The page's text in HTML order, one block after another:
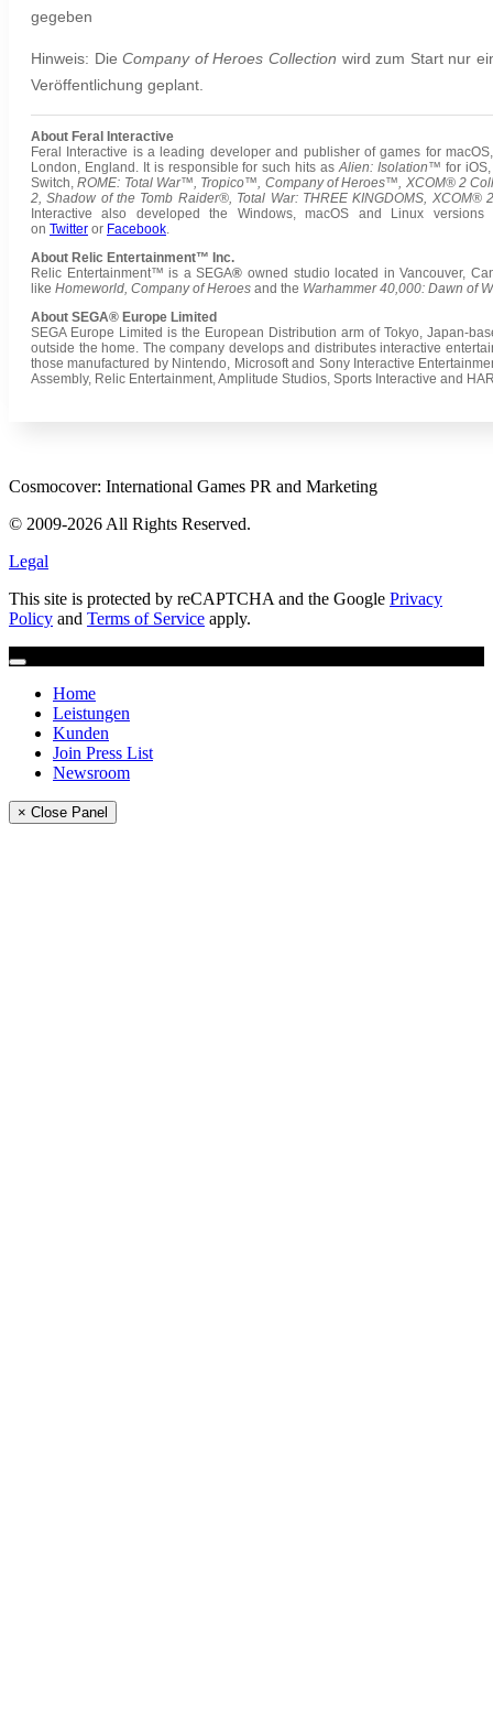
gegeben
Hinweis: DieCompany of Heroes Collection wird zum Start nur
Veröffentlichung geplant.
About Feral Interactive
Feral Interactive is a leading developer and publisher of games for
London, England. It is responsible for such hits asAlien: Isolation™ for
Switch,ROME: Total War™, Tropico™, Company of Heroes™, XCOM® 2
2, Shadow of the Tomb Raider®, Total War: THREE KINGDOMS,
Interactive also developed the Windows, macOS and Linux
on Twitter or Facebook.
About Relic Entertainment™ Inc.
Relic Entertainment™ is a SEGA® owned studio located in Vancouver,
like Homeworld, Company of Heroes and the Warhammer 40,000: Dawn of
About SEGA® Europe Limited
SEGA Europe Limited is the European Distribution arm of Tokyo, Japan-
outside the home. The company develops and distributes interactive
those manufactured by Nintendo, Microsoft and Sony Interactive
Assembly, Relic Entertainment, Amplitude Studios, Sports Interactive and
Cosmocover: International Games PR and Marketing
© 2009-2026 All Rights Reserved.
Legal
This site is protected by reCAPTCHA and the Google Privacy
Policy and Terms of Service apply.
Home
Leistungen
Kunden
Join Press List
Newsroom
× Close Panel